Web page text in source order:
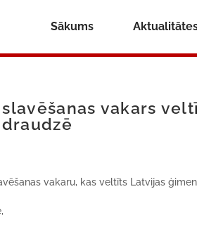
Sākums
vakars
vakaru, kas veltīts Latvijas